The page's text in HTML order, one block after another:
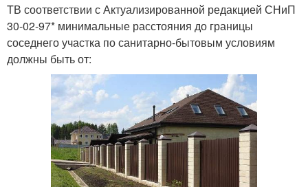
TВ соответствии с Актуализированной редакцией СНиП
30-02-97* минимальные расстояния до границы
соседнего участка по санитарно-бытовым условиям
должны быть от: